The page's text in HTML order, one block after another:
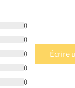
0
0
0
0
0
Écrire